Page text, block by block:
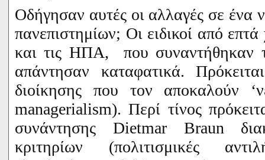
Οδήγησαν αυτές οι αλλαγές σε ένα
πανεπιστημίων; Οι ειδικοί από
και τις ΗΠΑ, που συναντήθηκαν
απάντησαν καταφατικά.
διοίκησης που τον αποκαλούν
managerialism). Περί τίνος
συνάντησης Dietmar Braun
κριτηρίων (πολιτισμικές